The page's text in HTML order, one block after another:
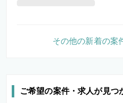
ご希望の案件・求人が見つ
その他の新着の案